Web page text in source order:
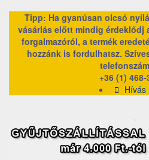
Tipp: Ha gyanúsan olcsó
vásárlás előtt mindig érdeklődj
forgalmazóról, a termék
hozzánk is fordulhatsz.
+36 (1) 468-
Hívás